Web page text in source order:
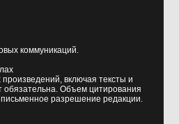
коммуникаций.
включая тексты и
Объем цитирования
разрешение редакции.